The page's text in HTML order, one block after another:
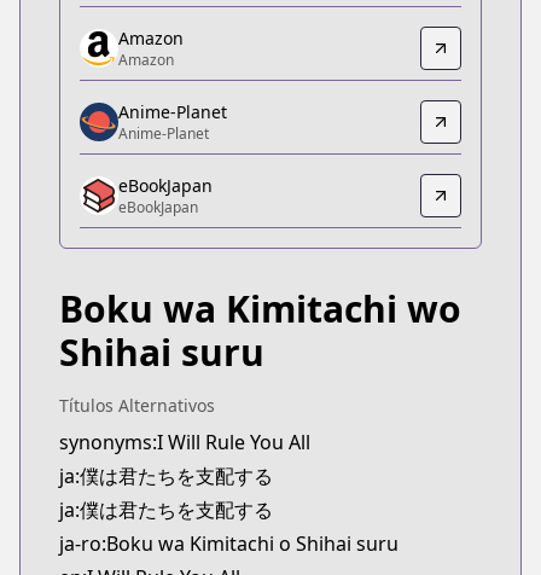
https://mangadex.org/title/564046e1-2919-4f8b-
Amazon
Amazon
https://www.amazon.co.jp/dp/B0B9625KWF
Anime-Planet
Anime-Planet
https://www.anime-planet.com/manga/boku-wa-
eBookJapan
eBookJapan
Official Raw
Official Raw
https://yanmaga.jp/comics/僕は君たちを支配する
Kitsu
https://kitsu.app/manga/63892
CDJapan
CDJapan
https://www.anime-planet.com/manga/https://
MangaUpdates
Amazon
Amazon
Anime-Planet
Anime-Planet
eBookJapan
eBookJapan
Boku wa Kimitachi wo
Shihai suru
Títulos Alternativos
synonyms:I Will Rule You All
ja:僕は君たちを支配する
ja:僕は君たちを支配する
ja-ro:Boku wa Kimitachi o Shihai suru